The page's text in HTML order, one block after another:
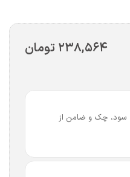
۲۳۸,۵۶۴ تومان
سود، چک و ضامن از